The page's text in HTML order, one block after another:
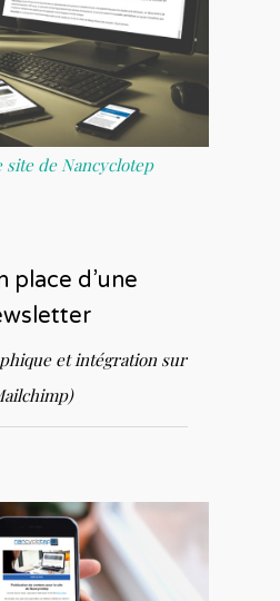
de Nancyclotep
place d’une
et intégration sur